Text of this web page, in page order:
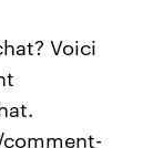
Voici